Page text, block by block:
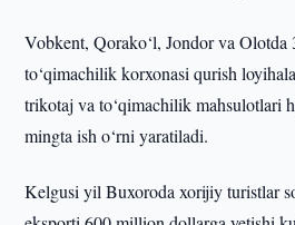
Vobkent, Qorako‘l, Jondor va
to‘qimachilik korxonasi qurish
trikotaj va to‘qimachilik mahsulotlari
mingta ish o‘rni yaratiladi.
Kelgusi yil Buxoroda xorijiy turistlar